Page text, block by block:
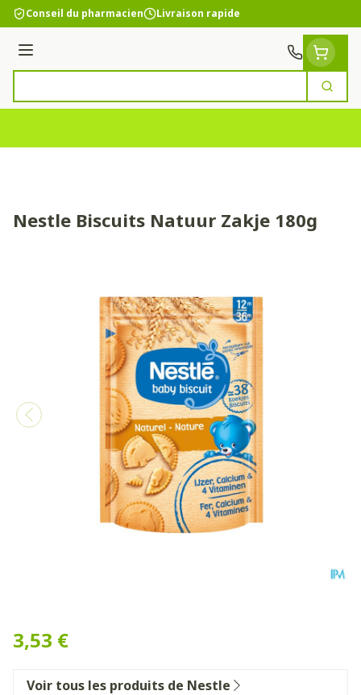
Aller au contenu
Conseil du pharmacien Livraison rapide
Menu
Nestle Biscuits Natuur Zakje 180g
3,53 €
Voir tous les produits de Nestle